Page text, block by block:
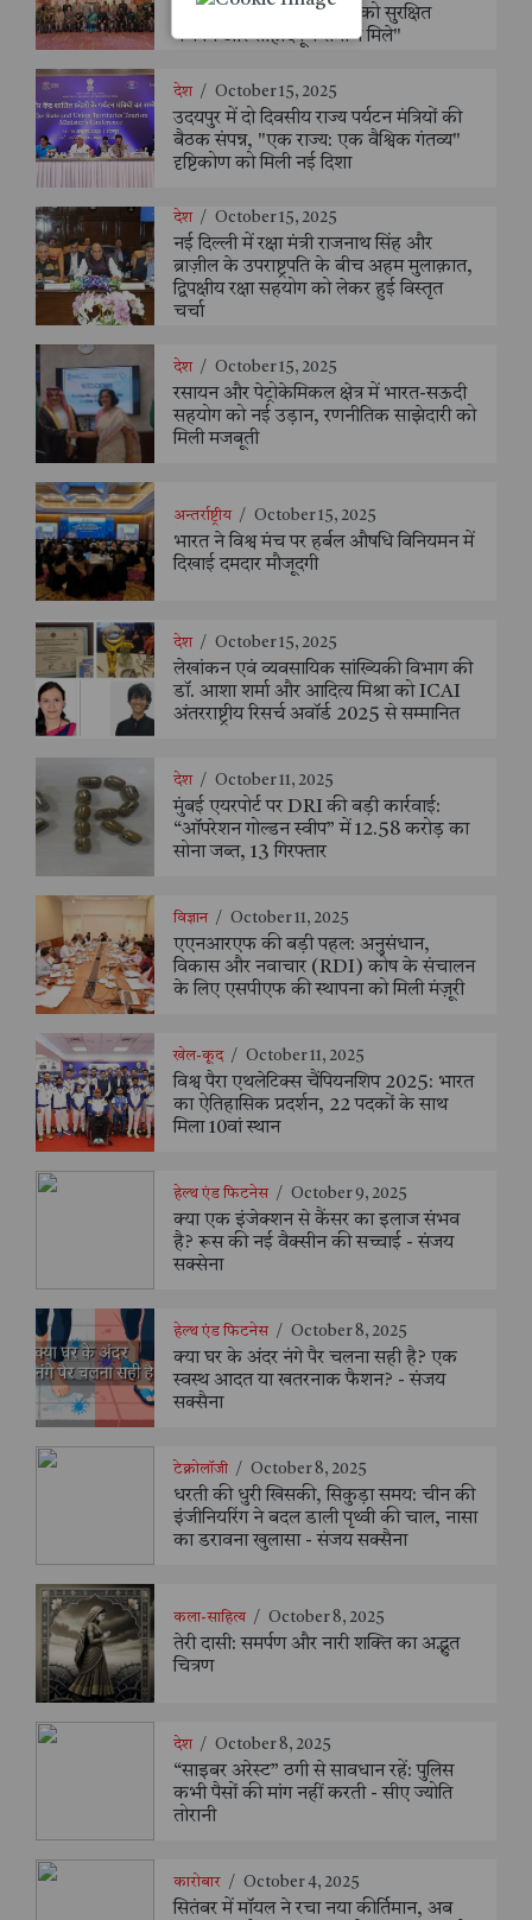
ऐसा बीज बने, जिससे दुनिया को सुरक्षित
बचपन और सौहार्दपूर्ण समाज मिले"
देश / October 15, 2025
उदयपुर में दो दिवसीय राज्य पर्यटन मंत्रियों की
बैठक संपन्न, "एक राज्य: एक वैश्विक गंतव्य"
दृष्टिकोण को मिली नई दिशा
देश / October 15, 2025
नई दिल्ली में रक्षा मंत्री राजनाथ सिंह और
ब्राज़ील के उपराष्ट्रपति के बीच अहम मुलाक़ात,
द्विपक्षीय रक्षा सहयोग को लेकर हुई विस्तृत
चर्चा
देश / October 15, 2025
रसायन और पेट्रोकेमिकल क्षेत्र में भारत-सऊदी
सहयोग को नई उड़ान, रणनीतिक साझेदारी को
मिली मजबूती
अन्तर्राष्ट्रीय / October 15, 2025
भारत ने विश्व मंच पर हर्बल औषधि विनियमन में
दिखाई दमदार मौजूदगी
देश / October 15, 2025
लेखांकन एवं व्यवसायिक सांख्यिकी विभाग की
डॉ. आशा शर्मा और आदित्य मिश्रा को ICAI
अंतरराष्ट्रीय रिसर्च अवॉर्ड 2025 से सम्मानित
देश / October 11, 2025
मुंबई एयरपोर्ट पर DRI की बड़ी कार्रवाई:
“ऑपरेशन गोल्डन स्वीप” में 12.58 करोड़ का
सोना जब्त, 13 गिरफ्तार
विज्ञान / October 11, 2025
एएनआरएफ की बड़ी पहल: अनुसंधान,
विकास और नवाचार (RDI) कोष के संचालन
के लिए एसपीएफ की स्थापना को मिली मंज़ूरी
खेल-कूद / October 11, 2025
विश्व पैरा एथलेटिक्स चैंपियनशिप 2025: भारत
का ऐतिहासिक प्रदर्शन, 22 पदकों के साथ
मिला 10वां स्थान
हेल्थ एंड फिटनेस / October 9, 2025
क्या एक इंजेक्शन से कैंसर का इलाज संभव
है? रूस की नई वैक्सीन की सच्चाई - संजय
सक्सेना
हेल्थ एंड फिटनेस / October 8, 2025
क्या घर के अंदर नंगे पैर चलना सही है? एक
स्वस्थ आदत या खतरनाक फैशन? - संजय
सक्सैना
टेक्नोलॉजी / October 8, 2025
धरती की धुरी खिसकी, सिकुड़ा समय: चीन की
इंजीनियरिंग ने बदल डाली पृथ्वी की चाल, नासा
का डरावना खुलासा - संजय सक्सैना
कला-साहित्य / October 8, 2025
तेरी दासी: समर्पण और नारी शक्ति का अद्भुत
चित्रण
देश / October 8, 2025
“साइबर अरेस्ट” ठगी से सावधान रहें: पुलिस
कभी पैसों की मांग नहीं करती - सीए ज्योति
तोरानी
कारोबार / October 4, 2025
सितंबर में मॉयल ने रचा नया कीर्तिमान, अब